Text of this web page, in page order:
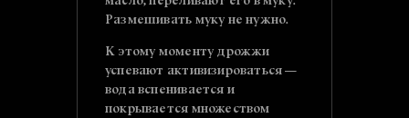
Размешивать муку не нужно.
К этому моменту дрожжи
успевают активизироваться —
вода вспенивается и
покрывается множеством